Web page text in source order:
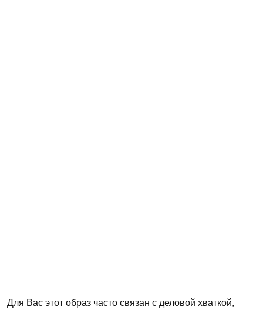
Для Вас этот образ часто связан с деловой хваткой,